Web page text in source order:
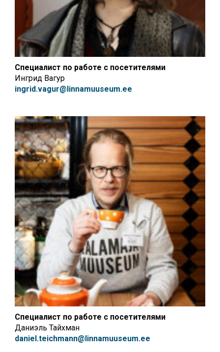
Специалист по работе с посетителями
Ингрид Вагур
ingrid.vagur@linnamuuseum.ee
Специалист по работе с посетителями
Даниэль Тайхман
daniel.teichmann@linnamuuseum.ee